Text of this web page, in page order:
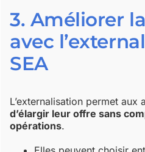
3. Améliorer
avec
SEA
L’externalisation permet aux
d’élargir leur offre sans
opérations.